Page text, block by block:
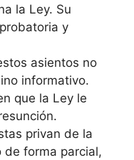
la Ley. Su
y
asientos no
informativo.
que la Ley le
privan de la
de forma parcial,